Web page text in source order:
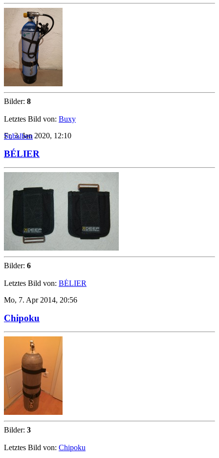
Bilder: 8
Letztes Bild von: Buxy
Fr, 3. Jan 2020, 12:10
Subalben
BÉLIER
Bilder: 6
Letztes Bild von: BÉLIER
Mo, 7. Apr 2014, 20:56
Chipoku
Bilder: 3
Letztes Bild von: Chipoku